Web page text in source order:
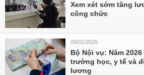
Xem xét sớm tăng
công chức
09/01/2026
Bộ Nội vụ: Năm
trường học, y tế và
lương